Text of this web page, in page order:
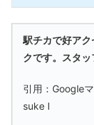
駅チカで好ア
クです。スタッ
引用：Google
suke I